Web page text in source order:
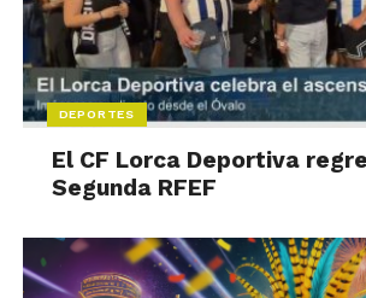
DEPORTES
El CF Lorca Deportiva
Segunda RFEF